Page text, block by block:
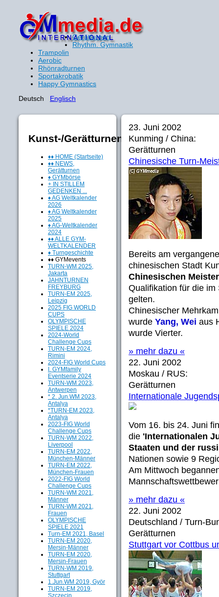
Gerätturnen
Rhythm. Gymnastik
Trampolin
Aerobic
Rhönradturnen
Sportakrobatik
Happy Gymnastics
Deutsch Englisch
Kunst-/Gerätturnen
♦♦ HOME (Startseite)
♦♦ NEWS,
Gerätturnen
♦ GYMbörse
+ IN STILLEM
GEDENKEN ...
♦ AG Weltkalender
2026
♦ AG Weltkalender
2025
♦ AG-Weltkalender
2024
♦♦ ALLE GYM-
WELTKALENDER
♦ Turngeschichte
♦♦ GYMevents
TURN-WM 2025,
Jakarta
JAHNTURNEN
FREYBURG
TURN-EM 2025,
Leipzig
2025 FIG WORLD
CUPS
OLYMPISCHE
SPIELE 2024
2024-World
Challenge Cups
TURN-EM 2024,
Rimini
2024-FIG World Cups
I. GYMfamily
Eventserie 2024
TURN-WM 2023,
Antwerpen
* 2. Jun.WM 2023,
Antalya
*TURN-EM 2023,
Antalya
2023-FIG World
Challenge Cups
TURN-WM 2022,
Liverpool
TURN-EM 2022,
München-Männer
TURN-EM 2022,
München-Frauen
2022-FIG World
Challenge Cups
TURN-WM 2021,
Männer
TURN-WM 2021,
Frauen
OLYMPISCHE
SPIELE 2021
Turn-EM 2021, Basel
TURN-EM 2020,
Mersin-Männer
TURN-EM 2020,
Mersin-Frauen
TURN-WM 2019,
Stuttgart
1.Jun.WM 2019, Györ
TURN-EM 2019,
Szczecin
23. Juni 2002
Kunming / China:
Gerätturnen
Chinesische Turn-
Bereits am
chinesischen Stadt
Chinesischen
Qualifikation für die
gelten.
Chinesischer
wurde Yang, Wei aus
wurde Vierter.
» mehr dazu «
22. Juni 2002
Moskau / RUS:
Gerätturnen
Internationale
Vom 16. bis 24. Juni
die 'Internationalen
Staaten und der
Nationen sowie 9
Am Mittwoch
» mehr dazu «
22. Juni 2002
Deutschland / Turn-
Gerätturnen
Stuttgart vor Cottbus